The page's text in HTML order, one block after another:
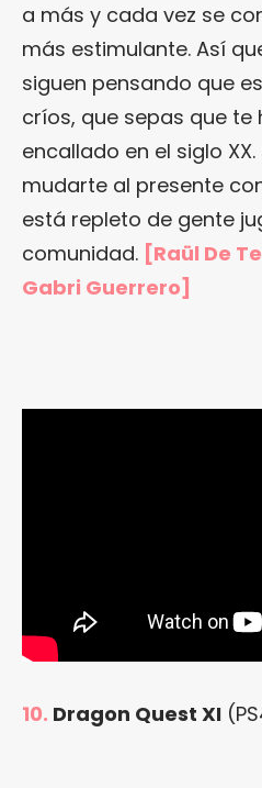
a más y cada vez se
más estimulante. Así
siguen pensando que
críos, que sepas que te
encallado en el siglo
mudarte al presente
está repleto de gente
comunidad. [Raül De
Gabri Guerrero]
10. Dragon Quest XI